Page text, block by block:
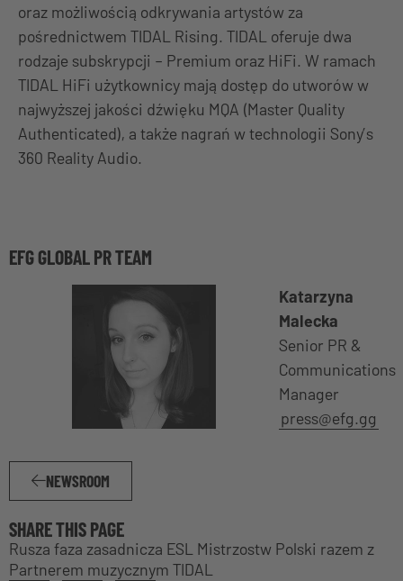
oraz możliwością odkrywania artystów za
pośrednictwem TIDAL Rising. TIDAL oferuje dwa
rodzaje subskrypcji – Premium oraz HiFi. W ramach
TIDAL HiFi użytkownicy mają dostęp do utworów w
najwyższej jakości dźwięku MQA (Master Quality
Authenticated), a także nagrań w technologii Sony’s
360 Reality Audio.
EFG GLOBAL PR TEAM
Katarzyna
Malecka
Senior PR &
Communications
Manager
press@efg.gg
NEWSROOM
SHARE THIS PAGE
Rusza faza zasadnicza ESL Mistrzostw Polski razem z
Partnerem muzycznym TIDAL